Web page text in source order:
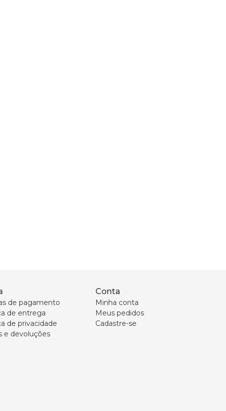
de pagamento
de entrega
de privacidade
e devoluções
Conta
Minha conta
Meus pedidos
Cadastre-se